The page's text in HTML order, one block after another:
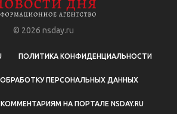
© 2026 nsday.ru
ПОЛИТИКА КОНФИДЕНЦИАЛЬНОСТИ
ОБРАБОТКУ ПЕРСОНАЛЬНЫХ ДАННЫХ
НА ПОРТАЛЕ NSDAY.RU